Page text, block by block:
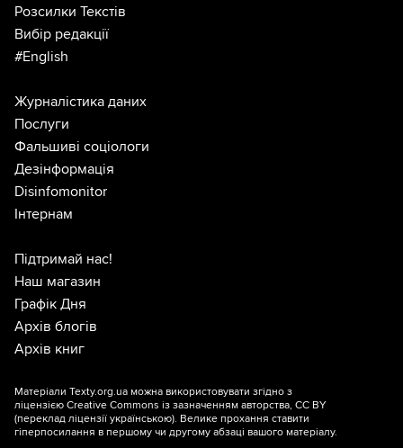
Розсилки Текстів
Вибір редакції
#English
Журналістика даних
Послуги
Фальшиві соціологи
Дезінформація
Disinfomonitor
Інтернам
Підтримай нас!
Наш магазин
Графік Дня
Архів блогів
Архів книг
Матеріали Texty.org.ua можна використовувати згідно з
ліцензією Creative Commons із зазначенням авторства, CC BY
(переклад ліцензії українською). Велике прохання ставити
гіперпосилання в першому чи другому абзаці вашого матеріалу.